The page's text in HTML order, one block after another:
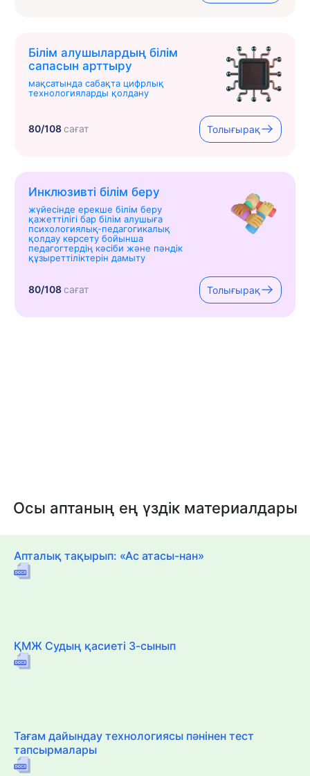
Білім алушылардың білім
сапасын арттыру
мақсатында сабақта цифрлық
технологияларды қолдану
80/108сағат Толығырақ
Инклюзивті білім беру
жүйесінде ерекше білім беру
қажеттілігі бар білім алушыға
психологиялық-педагогикалық
қолдау көрсету бойынша
педагогтердің кәсіби және пәндік
құзыреттіліктерін дамыту
80/108сағат Толығырақ
Осы аптаның ең үздік материалдары
Апталық тақырып: «Ас атасы-нан»
ҚМЖ Судың қасиеті 3-сынып
Тағам дайындау технологиясы пәнінен тест
тапсырмалары